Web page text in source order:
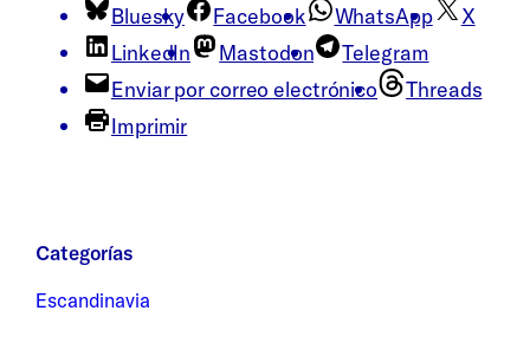
Bluesky
Facebook WhatsApp
X
LinkedIn
Mastodon
Telegram
Enviar por correo electrónico
Threads
Imprimir
Categorías
Escandinavia